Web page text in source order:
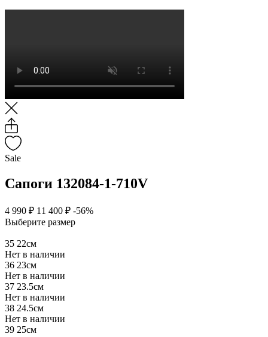
Sale
Сапоги 132084-1-710V
4 990 ₽ 11 400 ₽ -56%
Выберите размер
35 22см
Нет в наличии
36 23см
Нет в наличии
37 23.5см
Нет в наличии
38 24.5см
Нет в наличии
39 25см